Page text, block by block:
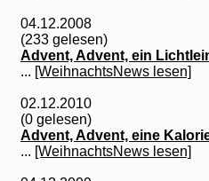
04.12.2008
(233 gelesen)
Advent, Advent, ein
... [WeihnachtsNews lesen]
02.12.2010
(0 gelesen)
Advent, Advent, eine
... [WeihnachtsNews lesen]